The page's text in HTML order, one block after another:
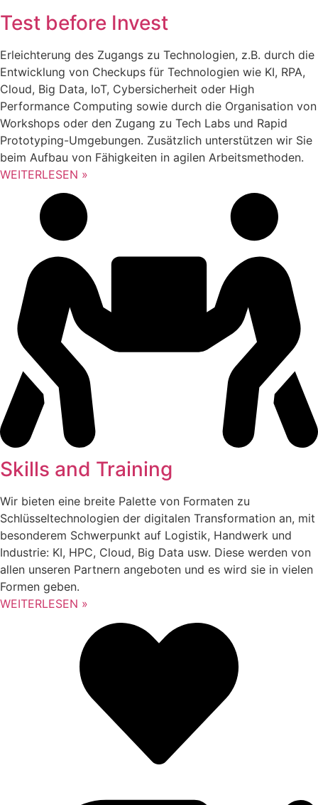
Test before Invest
Erleichterung des Zugangs zu Technologien, z.B. durch die
Entwicklung von Checkups für Technologien wie KI, RPA,
Cloud, Big Data, IoT, Cybersicherheit oder High
Performance Computing sowie durch die Organisation von
Workshops oder den Zugang zu Tech Labs und Rapid
Prototyping-Umgebungen. Zusätzlich unterstützen wir Sie
beim Aufbau von Fähigkeiten in agilen Arbeitsmethoden.
WEITERLESEN »
Skills and Training
Wir bieten eine breite Palette von Formaten zu
Schlüsseltechnologien der digitalen Transformation an, mit
besonderem Schwerpunkt auf Logistik, Handwerk und
Industrie: KI, HPC, Cloud, Big Data usw. Diese werden von
allen unseren Partnern angeboten und es wird sie in vielen
Formen geben.
WEITERLESEN »